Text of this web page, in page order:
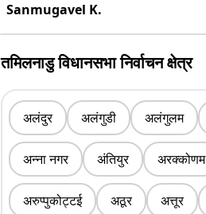
Sanmugavel K.
तमिलनाडु विधानसभा निर्वाचन क्षेत्र
अलंदुर अलंगुडी अलंगुलम
अन्ना नगर अंतियुर अरक्कोणम
अरुप्पुकोट्टई अठूर अत्तूर